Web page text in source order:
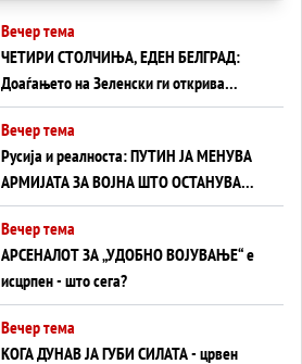
Вечер тема
ЧЕТИРИ СТОЛЧИЊА, ЕДЕН БЕЛГРАД:
Доаѓањето на Зеленски ги открива
тајните на политиката на балансирање
на Вучиќ
Вечер тема
Русија и реалноста: ПУТИН ЈА МЕНУВА
АРМИЈАТА ЗА ВОЈНА ШТО ОСТАНУВА
БЕЗ ФРОНТ
Вечер тема
АРСЕНАЛОТ ЗА „УДОБНО ВОЈУВАЊЕ“ е
исцрпен - што сега?
Вечер тема
КОГА ДУНАВ ЈА ГУБИ СИЛАТА - црвен